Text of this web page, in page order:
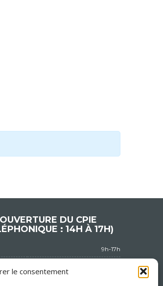
le consentement
DU CPIE
: 14H À 17H)
9h-17h